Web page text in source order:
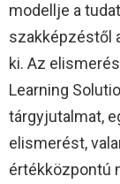
modellje a
szakképzéstől
ki. Az
Learning
tárgyjutalmat,
elismerést,
értékközpontú